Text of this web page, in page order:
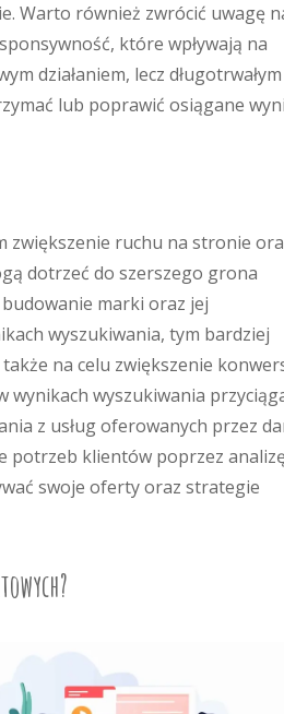
Warto również zwrócić uwagę
które wpływają na
działaniem, lecz długotrwałym
lub poprawić osiągane
zwiększenie ruchu na stronie
dotrzeć do szerszego grona
marki oraz jej
wyszukiwania, tym bardziej
na celu zwiększenie
wynikach wyszukiwania
z usług oferowanych przez
potrzeb klientów poprzez
swoje oferty oraz strategie